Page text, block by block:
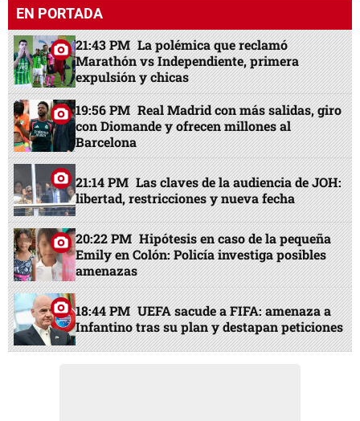
EN PORTADA
21:43 PM La polémica que reclamó
Marathón vs Independiente, primera
expulsión y chicas
19:56 PM Real Madrid con más salidas, giro
con Diomande y ofrecen millones al
Barcelona
21:14 PM Las claves de la audiencia de JOH:
libertad, restricciones y nueva fecha
20:22 PM Hipótesis en caso de la pequeña
Emily en Colón: Policía investiga posibles
amenazas
18:44 PM UEFA sacude a FIFA: amenaza a
Infantino tras su plan y destapan peticiones